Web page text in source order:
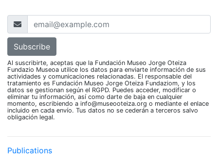
Al suscribirte, aceptas que la Fundación Museo Jorge Oteiza
Fundazio Museoa utilice los datos para enviarte información de sus
actividades y comunicaciones relacionadas. El responsable del
tratamiento es Fundación Museo Jorge Oteiza Fundaziom, y los
datos se gestionan según el RGPD. Puedes acceder, modificar o
eliminar tu información, así como darte de baja en cualquier
momento, escribiendo a info@museooteiza.org o mediante el enlace
incluido en cada envío. Tus datos no se cederán a terceros salvo
obligación legal.
Publications